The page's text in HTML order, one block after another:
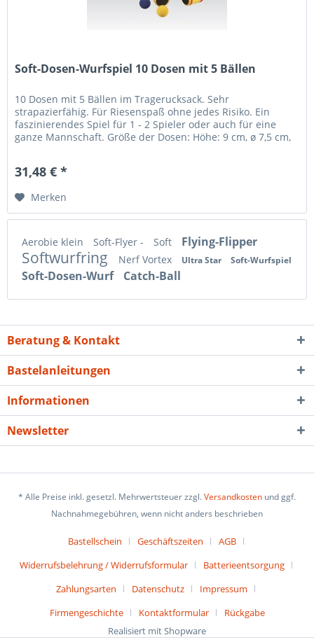
Soft-Dosen-Wurfspiel 10 Dosen mit 5 Bällen
10 Dosen mit 5 Bällen im Tragerucksack. Sehr
strapazierfähig. Für Riesenspaß ohne jedes Risiko. Ein
faszinierendes Spiel für 1 - 2 Spieler oder auch für eine
ganze Mannschaft. Größe der Dosen: Höhe: 9 cm, ø 7,5 cm,
31,48 € *
Merken
Aerobie klein Soft-Flyer - Soft Flying-Flipper
Softwurfring Nerf Vortex Ultra Star Soft-Wurfspiel
Soft-Dosen-Wurf Catch-Ball
Beratung & Kontakt
Bastelanleitungen
Informationen
Newsletter
* Alle Preise inkl. gesetzl. Mehrwertsteuer zzgl.Versandkosten und ggf.
Nachnahmegebühren, wenn nicht anders beschrieben
Bastellschein Geschäftszeiten
AGB
Widerrufsbelehrung / Widerrufsformular
Batterieentsorgung
Zahlungsarten
Datenschutz
Impressum
Firmengeschichte
Kontaktformular
Rückgabe
Realisiert mit Shopware